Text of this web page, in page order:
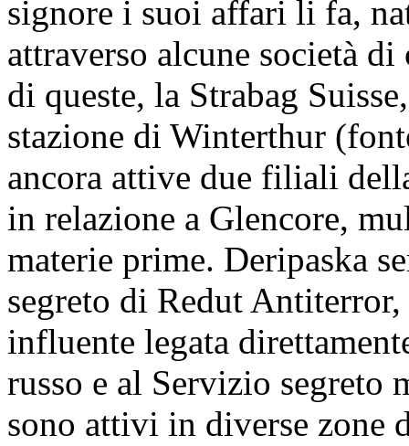
signore i suoi affari li fa,
attraverso alcune società
di queste, la Strabag
stazione di Winterthur
ancora attive due filiali
in relazione a Glencore,
materie prime. Deripaska
segreto di Redut
influente legata
russo e al Servizio segreto
sono attivi in diverse zone